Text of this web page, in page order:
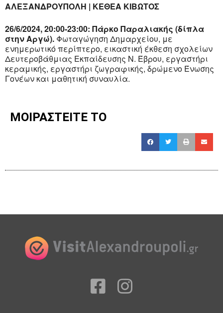
ΑΛΕΞΑΝΔΡΟΥΠΟΛΗ | ΚΕΘΕΑ ΚΙΒΩΤΟΣ
26/6/2024, 20:00-23:00: Πάρκο Παραλιακής (δίπλα
στην Αργώ). Φωταγώγηση Δημαρχείου, με
ενημερωτικό περίπτερο, εικαστική έκθεση σχολείων
Δευτεροβάθμιας Εκπαίδευσης Ν. Έβρου, εργαστήρι
κεραμικής, εργαστήρι ζωγραφικής, δρώμενο Ένωσης
Γονέων και μαθητική συναυλία.
ΜΟΙΡΑΣΤΕΙΤΕ ΤΟ